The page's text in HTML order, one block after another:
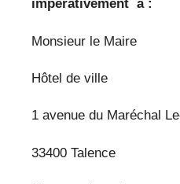
impérativement à :
Monsieur le Maire
Hôtel de ville
1 avenue du Maréchal
33400 Talence